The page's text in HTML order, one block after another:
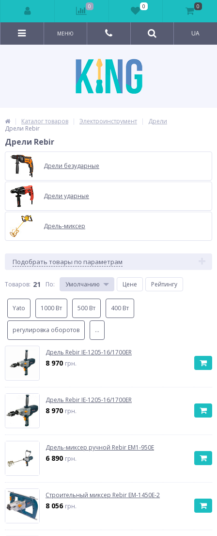
МЕНЮ UA
Каталог товаров Электроинструмент
Дрели
Дрели Rebir
Дрели Rebir
Дрели безударные
Дрели ударные
Дрель-миксер
Подобрать товары по параметрам
Товаров: 21 По: Умолчанию Цене Рейтингу
Yato 1000 Вт 500 Вт 400 Вт
регулировка оборотов ...
Дрель Rebir IE-1205-16/1700ER
8 970 грн.
Дрель Rebir IE-1205-16/1700ER
8 970 грн.
Дрель-миксер ручной Rebir EM1-950E
6 890 грн.
Строительный миксер Rebir EM-1450E-2
8 056 грн.
0 0 0